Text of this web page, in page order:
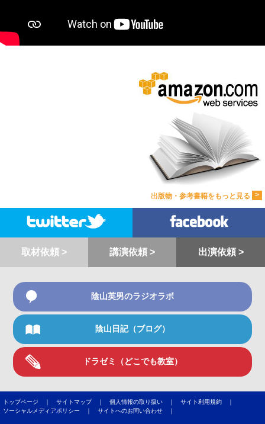
出版物・参考書籍をもっと見る >
取材依頼 > 講演依頼 > 出演依頼 >
陰山英男のラジオラボ
陰山日記（ブログ）
ドラゼミ（どこでも教室）
トップページ ｜ サイトマップ ｜ 個人情報の取り扱い ｜ サイト利用規約 ｜
ソーシャルメディアポリシー ｜ サイトへのお問い合わせ ｜